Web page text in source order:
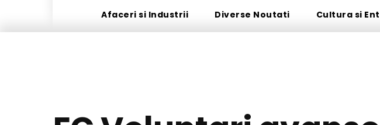
Afaceri si Industrii Diverse Noutati Cultura si